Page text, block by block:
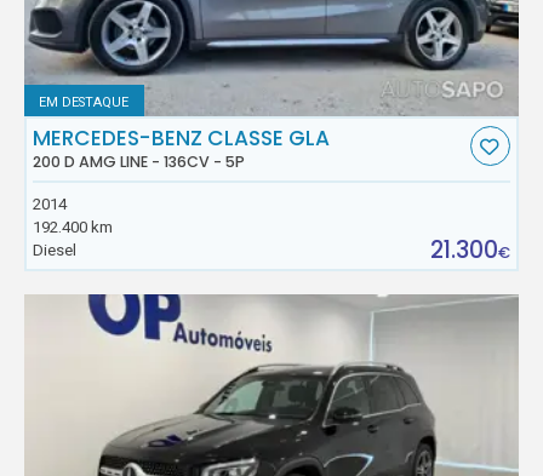
EM DESTAQUE
MERCEDES-BENZ CLASSE GLA
200 D AMG LINE - 136CV - 5P
2014
192.400 km
Diesel
21.300€